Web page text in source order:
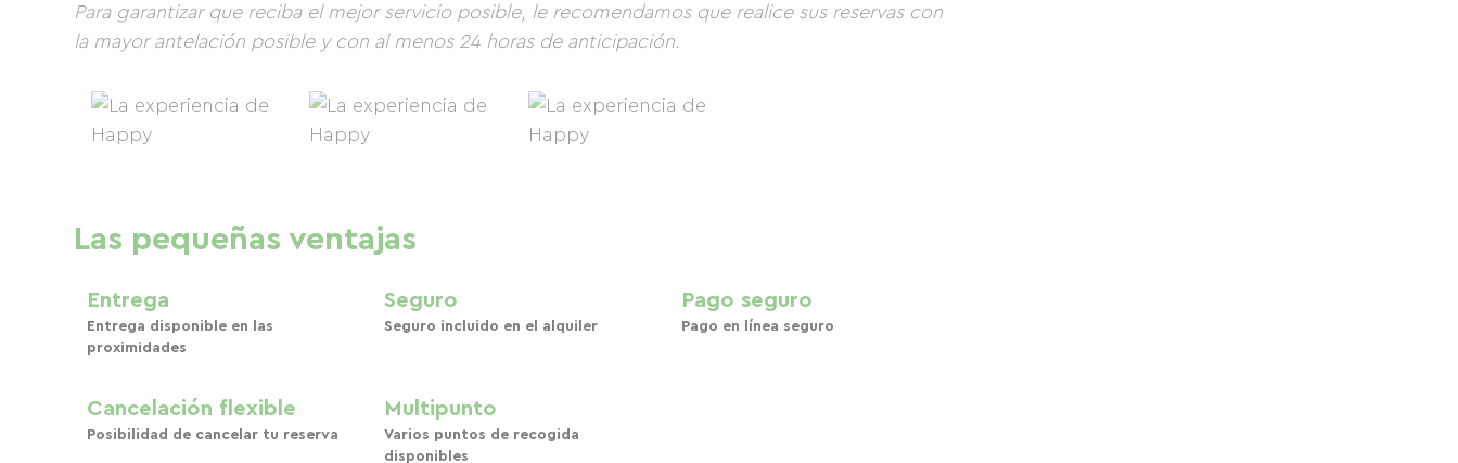
Para garantizar que reciba el mejor servicio posible, le recomendamos que realice sus reservas con
la mayor antelación posible y con al menos 24 horas de anticipación.
Las pequeñas ventajas
Entrega
Entrega disponible en las
proximidades
Seguro
Seguro incluido en el alquiler
Pago seguro
Pago en línea seguro
Cancelación flexible
Posibilidad de cancelar tu reserva
Multipunto
Varios puntos de recogida
disponibles